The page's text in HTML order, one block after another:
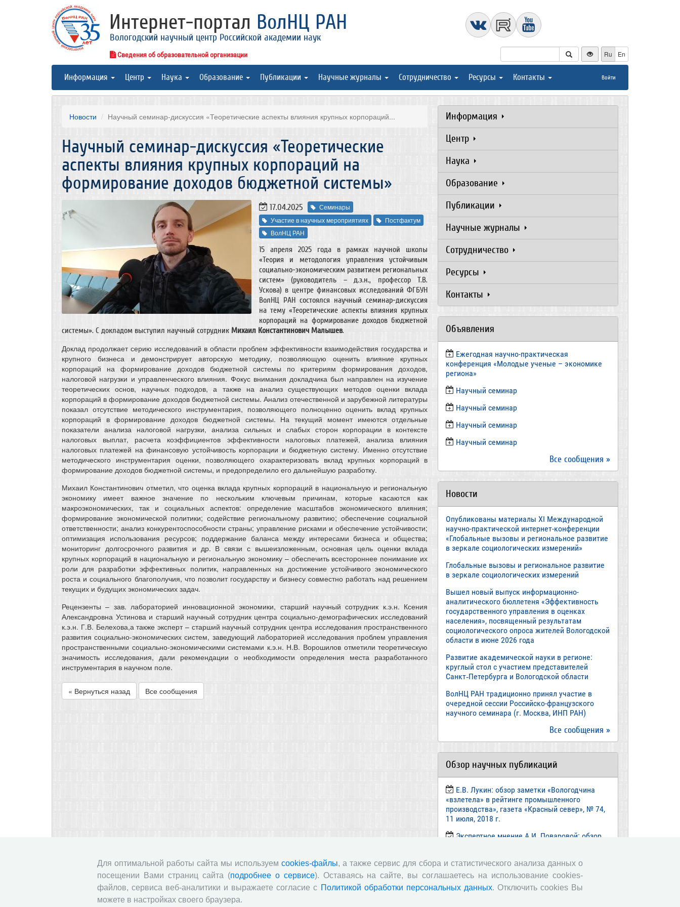
Интернет-портал ВолНЦ РАН
Вологодский научный центр Российской академии наук
Сведения об образовательной организации Ru En
Информация Центр Наука Образование Публикации Научные журналы Сотрудничество Ресурсы Контакты Войти
Новости Научный семинар-дискуссия «Теоретические аспекты влияния крупных корпораций...
Научный семинар-дискуссия «Теоретические
аспекты влияния крупных корпораций на
формирование доходов бюджетной системы»
17.04.2025
Семинары
Участие в научных мероприятиях
Постфактум
ВолНЦ РАН
15 апреля 2025 года в рамках научной школы
«Теория и методология управления устойчивым
социально-экономическим развитием региональных
систем» (руководитель – д.э.н., профессор Т.В.
Ускова) в центре финансовых исследований ФГБУН
ВолНЦ РАН состоялся научный семинар-дискуссия
на тему «Теоретические аспекты влияния крупных
корпораций на формирование доходов бюджетной
системы». С докладом выступил научный сотрудник Михаил Константинович Малышев.
Доклад продолжает серию исследований в области проблем эффективности взаимодействия государства и
крупного бизнеса и демонстрирует авторскую методику, позволяющую оценить влияние крупных
корпораций на формирование доходов бюджетной системы по критериям формирования доходов,
налоговой нагрузки и управленческого влияния. Фокус внимания докладчика был направлен на изучение
теоретических основ, научных подходов, а также на анализ существующих методов оценки вклада
корпораций в формирование доходов бюджетной системы. Анализ отечественной и зарубежной литературы
показал отсутствие методического инструментария, позволяющего полноценно оценить вклад крупных
корпораций в формирование доходов бюджетной системы. На текущий момент имеются отдельные
показатели анализа налоговой нагрузки, анализа сильных и слабых сторон корпорации в контексте
налоговых выплат, расчета коэффициентов эффективности налоговых платежей, анализа влияния
налоговых платежей на финансовую устойчивость корпорации и бюджетную систему. Именно отсутствие
методического инструментария оценки, позволяющего охарактеризовать вклад крупных корпораций в
формирование доходов бюджетной системы, и предопределило его дальнейшую разработку.
Михаил Константинович отметил, что оценка вклада крупных корпораций в национальную и региональную
экономику имеет важное значение по нескольким ключевым причинам, которые касаются как
макроэкономических, так и социальных аспектов: определение масштабов экономического влияния;
формирование экономической политики; содействие региональному развитию; обеспечение социальной
ответственности; анализ конкурентоспособности страны; управление рисками и обеспечение устойчивости;
оптимизация использования ресурсов; поддержание баланса между интересами бизнеса и общества;
мониторинг долгосрочного развития и др. В связи с вышеизложенным, основная цель оценки вклада
крупных корпораций в национальную и региональную экономику – обеспечить всестороннее понимание их
роли для разработки эффективных политик, направленных на достижение устойчивого экономического
роста и социального благополучия, что позволит государству и бизнесу совместно работать над решением
текущих и будущих экономических задач.
Рецензенты – зав. лабораторией инновационной экономики, старший научный сотрудник к.э.н. Ксения
Александровна Устинова и старший научный сотрудник центра социально-демографических исследований
к.э.н. Г.В. Белехова,а также эксперт – старший научный сотрудник центра исследования пространственного
развития социально-экономических систем, заведующий лабораторией исследования проблем управления
пространственными социально-экономическими системами к.э.н. Н.В. Ворошилов отметили теоретическую
значимость исследования, дали рекомендации о необходимости определения места разработанного
инструментария в научном поле.
« Вернуться назад Все сообщения
Информация
Центр
Наука
Образование
Публикации
Научные журналы
Сотрудничество
Ресурсы
Контакты
Объявления
Ежегодная научно-практическая
конференция «Молодые ученые – экономике
региона»
​Научный семинар
​Научный семинар
Научный семинар
​Научный семинар
Все сообщения »
Новости
Опубликованы материалы XI Международной
научно-практической интернет-конференции
«Глобальные вызовы и региональное развитие
в зеркале социологических измерений»
Глобальные вызовы и региональное развитие
в зеркале социологических измерений
Вышел новый выпуск информационно-
аналитического бюллетеня «Эффективность
государственного управления в оценках
населения», посвященный результатам
социологического опроса жителей Вологодской
области в июне 2026 года
Развитие академической науки в регионе:
круглый стол с участием представителей
Санкт‑Петербурга и Вологодской области
ВолНЦ РАН традиционно принял участие в
очередной сессии Российско-французского
научного семинара (г. Москва, ИНП РАН)
Все сообщения »
Обзор научных публикаций
Е.В. Лукин: обзор заметки «Вологодчина
«взлетела» в рейтинге промышленного
производства», газета «Красный север», № 74,
11 июля, 2018 г.
Экспертное мнение А.И. Поваровой: обзор
В.Н. Барсуков: обзор статьи «Повышение
пенсионного возраста: позитивные эффекты и
вероятные риски», журнал «Экономическая
Для оптимальной работы сайта мы используем cookies-файлы, а также сервис для сбора и статистического анализа данных о
посещении Вами страниц сайта (подробнее о сервисе). Оставаясь на сайте, вы соглашаетесь на использование cookies-
файлов, сервиса веб-аналитики и выражаете согласие с Политикой обработки персональных данных. Отключить cookies Вы
можете в настройках своего браузера.